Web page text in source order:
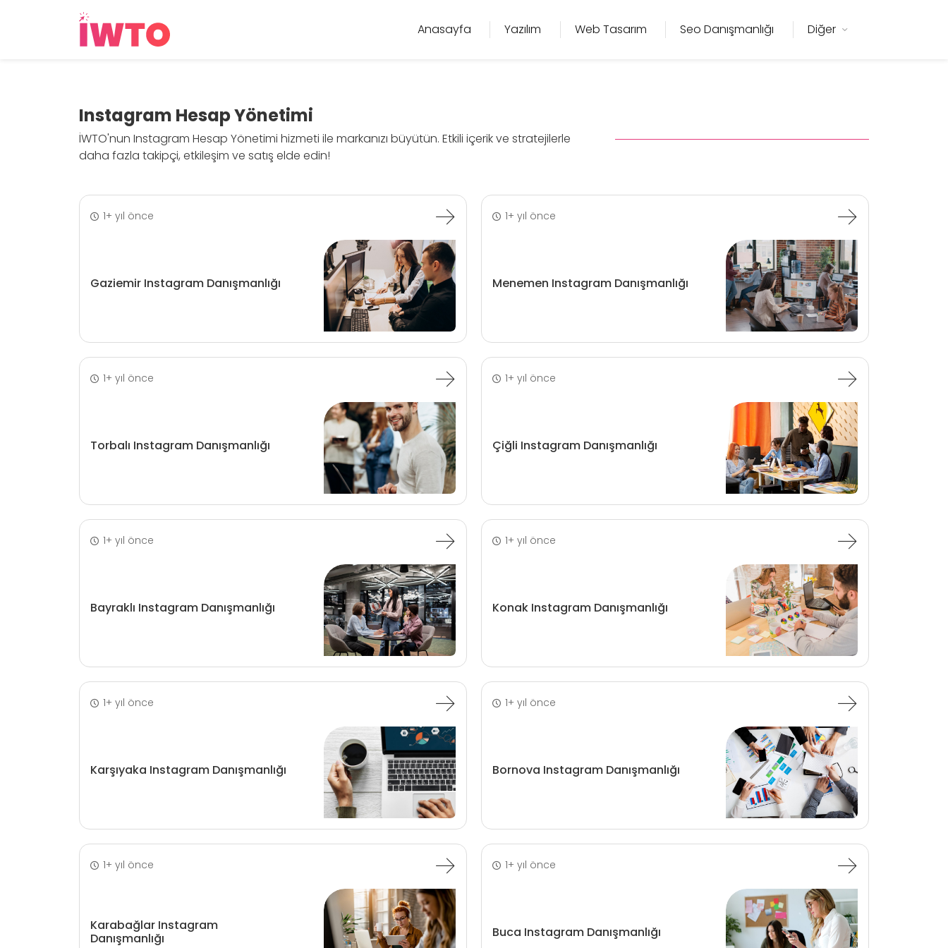
Anasayfa Yazılım Web Tasarım Seo Danışmanlığı Diğer
Instagram Hesap Yönetimi
İWTO'nun Instagram Hesap Yönetimi hizmeti ile markanızı büyütün. Etkili içerik ve stratejilerle
daha fazla takipçi, etkileşim ve satış elde edin!
1+ yıl önce
Gaziemir Instagram Danışmanlığı
1+ yıl önce
Menemen Instagram Danışmanlığı
1+ yıl önce
Torbalı Instagram Danışmanlığı
1+ yıl önce
Çiğli Instagram Danışmanlığı
1+ yıl önce
Bayraklı Instagram Danışmanlığı
1+ yıl önce
Konak Instagram Danışmanlığı
1+ yıl önce
Karşıyaka Instagram Danışmanlığı
1+ yıl önce
Bornova Instagram Danışmanlığı
1+ yıl önce
Karabağlar Instagram
Danışmanlığı
1+ yıl önce
Buca Instagram Danışmanlığı